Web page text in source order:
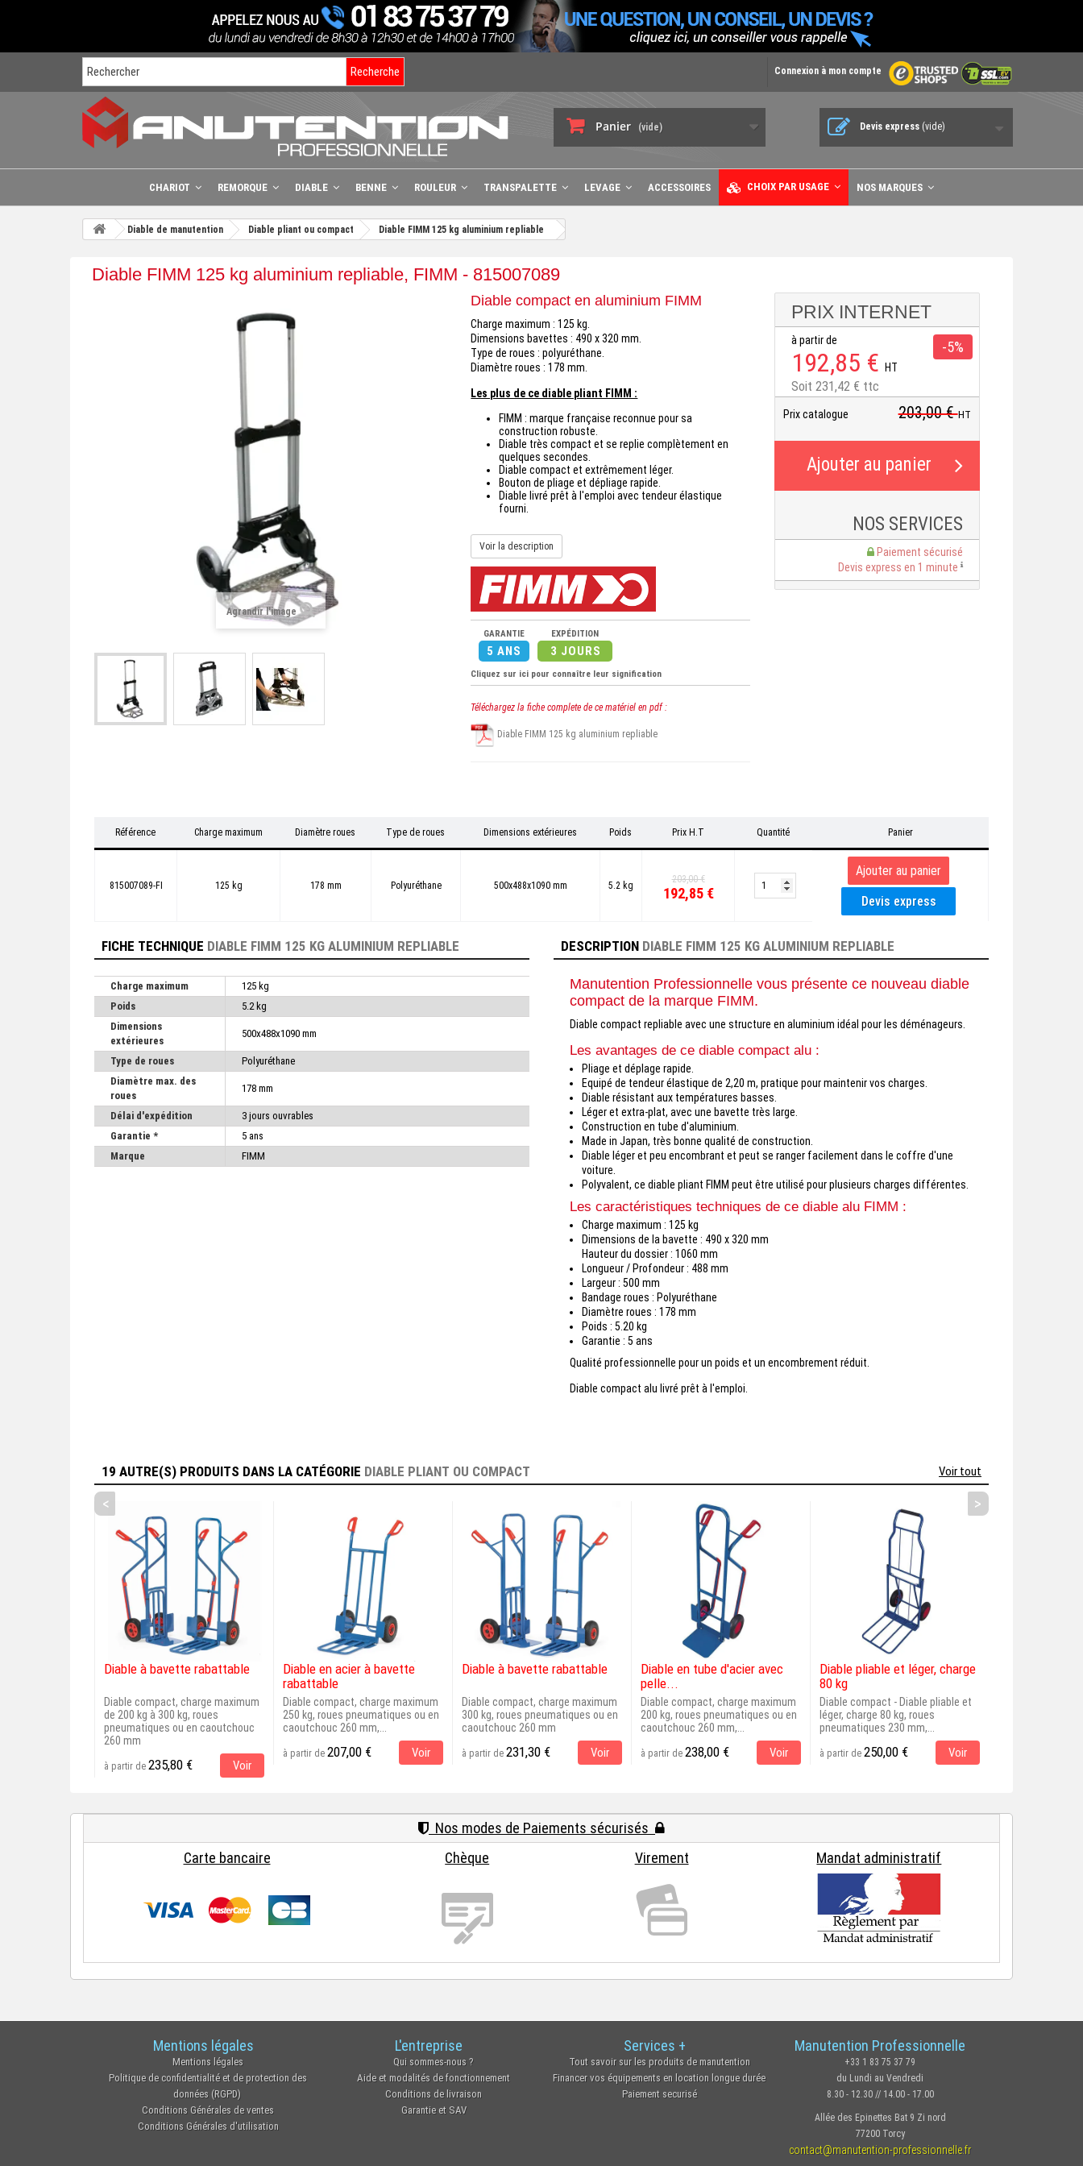
Recherche Connexion à mon compte
Panier (vide) Devis express (vide)
CHARIOT REMORQUE DIABLE BENNE ROULEUR TRANSPALETTE LEVAGE ACCESSOIRES CHOIX PAR USAGE NOS MARQUES
Diable de manutention Diable pliant ou compact Diable FIMM 125 kg aluminium repliable
Diable FIMM 125 kg aluminium repliable, FIMM - 815007089
Agrandir l'image
Diable compact en aluminium FIMM
Charge maximum : 125 kg.
Dimensions bavettes : 490 x 320 mm.
Type de roues : polyuréthane.
Diamètre roues : 178 mm.
Les plus de ce diable pliant FIMM :
FIMM : marque française reconnue pour sa
construction robuste.
Diable très compact et se replie complètement en
quelques secondes.
Diable compact et extrêmement léger.
Bouton de pliage et dépliage rapide.
Diable livré prêt à l'emploi avec tendeur élastique
fourni.
Voir la description
GARANTIE
5 ANS
EXPÉDITION
3 JOURS
Cliquez sur ici pour connaître leur signification
Téléchargez la fiche complete de ce matériel en pdf :
Diable FIMM 125 kg aluminium repliable
PRIX INTERNET
à partir de
192,85 € HT
Soit 231,42 € ttc
-5%
Prix catalogue 203,00 €HT
NOS SERVICES
Paiement sécurisé
Devis express en 1 minute
Référence Charge maximum Diamètre roues Type de roues Dimensions extérieures Poids Prix H.T Quantité Panier
815007089-FI 125 kg 178 mm Polyuréthane 500x488x1090 mm 5.2 kg
203,00 €
192,85 €
FICHE TECHNIQUE DIABLE FIMM 125 KG ALUMINIUM REPLIABLE
Charge maximum
125 kg
Poids
5.2 kg
Dimensions
extérieures
500x488x1090 mm
Type de roues
Polyuréthane
Diamètre max. des
roues
178 mm
Délai d'expédition
3 jours ouvrables
Garantie *
5 ans
Marque
FIMM
DESCRIPTION DIABLE FIMM 125 KG ALUMINIUM REPLIABLE
Manutention Professionnelle vous présente ce nouveau diable
compact de la marque FIMM.
Diable compact repliable avec une structure en aluminium idéal pour les déménageurs.
Les avantages de ce diable compact alu :
Pliage et déplage rapide.
Equipé de tendeur élastique de 2,20 m, pratique pour maintenir vos charges.
Diable résistant aux températures basses.
Léger et extra-plat, avec une bavette très large.
Construction en tube d'aluminium.
Made in Japan, très bonne qualité de construction.
Diable léger et peu encombrant et peut se ranger facilement dans le coffre d'une
voiture.
Polyvalent, ce diable pliant FIMM peut être utilisé pour plusieurs charges différentes.
Les caractéristiques techniques de ce diable alu FIMM :
Charge maximum : 125 kg
Dimensions de la bavette : 490 x 320 mm
Hauteur du dossier : 1060 mm
Longueur / Profondeur : 488 mm
Largeur : 500 mm
Bandage roues : Polyuréthane
Diamètre roues : 178 mm
Poids : 5.20 kg
Garantie : 5 ans
Qualité professionnelle pour un poids et un encombrement réduit.
Diable compact alu livré prêt à l'emploi.
19 AUTRE(S) PRODUITS DANS LA CATÉGORIE DIABLE PLIANT OU COMPACT Voir tout
< >
Diable à bavette rabattable
Diable compact, charge maximum
de 200 kg à 300 kg, roues
pneumatiques ou en caoutchouc
260 mm
à partir de235,80 € Voir
Diable en acier à bavette
rabattable
Diable compact, charge maximum
250 kg, roues pneumatiques ou en
caoutchouc 260 mm,...
à partir de207,00 € Voir
Diable à bavette rabattable
Diable compact, charge maximum
300 kg, roues pneumatiques ou en
caoutchouc 260 mm
à partir de231,30 € Voir
Diable en tube d'acier avec
pelle...
Diable compact, charge maximum
200 kg, roues pneumatiques ou en
caoutchouc 260 mm,...
à partir de238,00 € Voir
Diable pliable et léger, charge
80 kg
Diable compact - Diable pliable et
léger, charge 80 kg, roues
pneumatiques 230 mm,...
à partir de250,00 € Voir
Nos modes de Paiements sécurisés
Carte bancaire
Chèque Virement Mandat administratif
Mentions légales
Mentions légales
Politique de confidentialité et de protection des
données (RGPD)
Conditions Générales de ventes
Conditions Générales d'utilisation
L'entreprise
Qui sommes-nous ?
Aide et modalités de fonctionnement
Conditions de livraison
Garantie et SAV
Services +
Tout savoir sur les produits de manutention
Financer vos équipements en location longue durée
Paiement securisé
Manutention Professionnelle
+33 1 83 75 37 79
du Lundi au Vendredi
8.30 - 12.30 // 14.00 - 17.00
Allée des Epinettes Bat 9 Zi nord
77200 Torcy
contact@manutention-professionnelle.fr